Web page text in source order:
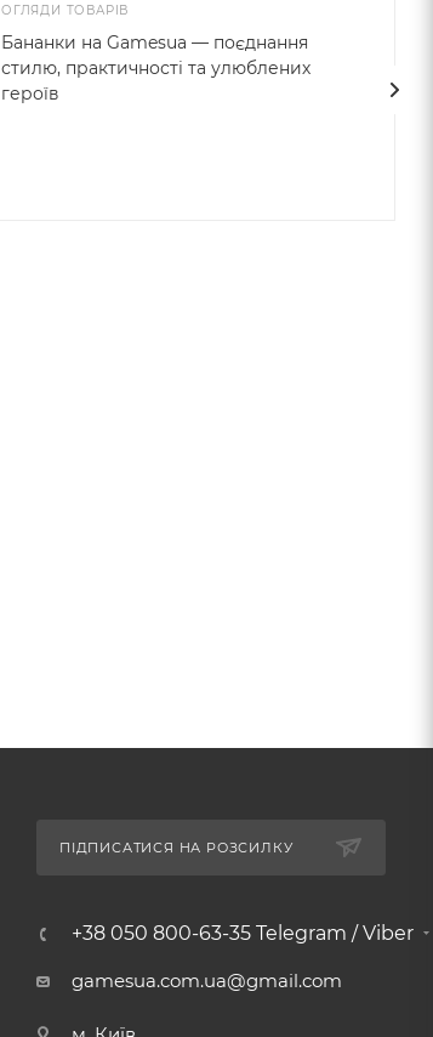
ОГЛЯДИ ТОВАРІВ
Бананки на Gamesua — поєднання
стилю, практичності та улюблених
героїв
ПІДПИСАТИСЯ НА РОЗСИЛКУ
+38 050 800-63-35 Telegram / Viber
gamesua.com.ua@gmail.com